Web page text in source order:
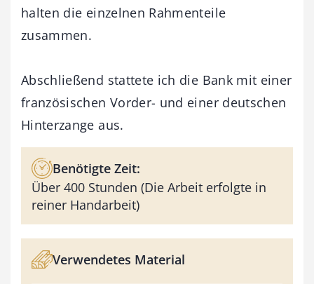
halten die einzelnen Rahmenteile
zusammen.
Abschließend stattete ich die Bank mit einer
französischen Vorder- und einer deutschen
Hinterzange aus.
Benötigte Zeit:
Über 400 Stunden (Die Arbeit erfolgte in
reiner Handarbeit)
Verwendetes Material